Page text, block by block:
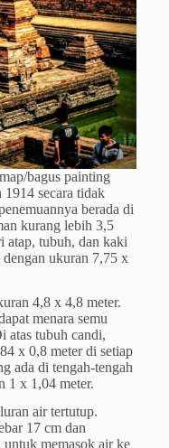
bagus painting
secara tidak
berada di
kurang lebih 3,5
atap, tubuh, dan kaki
ukuran 7,75 x
4,8 x 4,8 meter.
menara semu
atas tubuh candi,
x 0,8 meter di setiap
ada di tengah-tengah
1 x 1,04 meter.
air tertutup.
17 cm dan
memasok air ke